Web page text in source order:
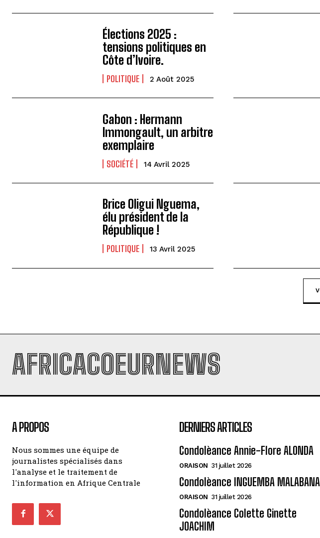
Élections 2025 :
tensions politiques en
Côte d’Ivoire.
POLITIQUE 2 Août 2025
Gabon : Hermann
Immongault, un arbitre
exemplaire
SOCIÉTÉ 14 Avril 2025
Brice Oligui Nguema,
élu président de la
République !
POLITIQUE 13 Avril 2025
AFRICACOEURNEWS
A PROPOS
Nous sommes une équipe de
journalistes spécialisés dans
l'analyse et le traitement de
l'information en Afrique Centrale
DERNIERS ARTICLES
Condolèance Annie-Flore ALONDA
ORAISON 31 juillet 2026
Condolèance INGUEMBA MALABANA
ORAISON 31 juillet 2026
Condolèance Colette Ginette
JOACHIM